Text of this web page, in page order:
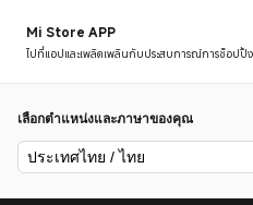
Mi Store APP
ไปที่แอปและเพลิดเพลินกับประสบการณ์การช็อปปิ้
เลือกตำแหน่งและภาษาของคุณ
ประเทศไทย / ไทย